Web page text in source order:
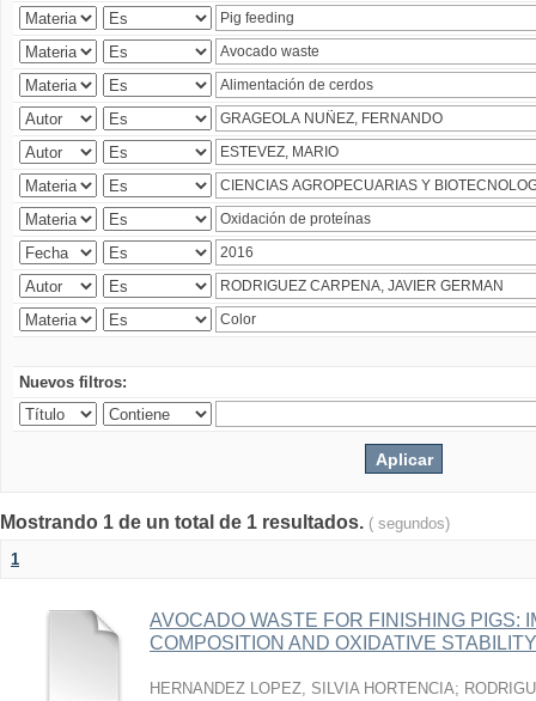
Nuevos filtros:
Mostrando 1 de un total de 1 resultados. ( segundos)
1
AVOCADO WASTE FOR FINISHING PIGS:
COMPOSITION AND OXIDATIVE
HERNANDEZ LOPEZ, SILVIA HORTENCIA;